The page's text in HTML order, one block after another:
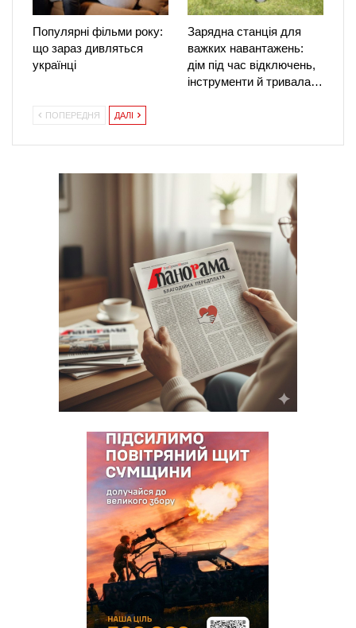
Популярні фільми року:
що зараз дивляться
українці
Зарядна станція для
важких навантажень:
дім під час відключень,
інструменти й тривала…
ПОПЕРЕДНЯ ДАЛІ